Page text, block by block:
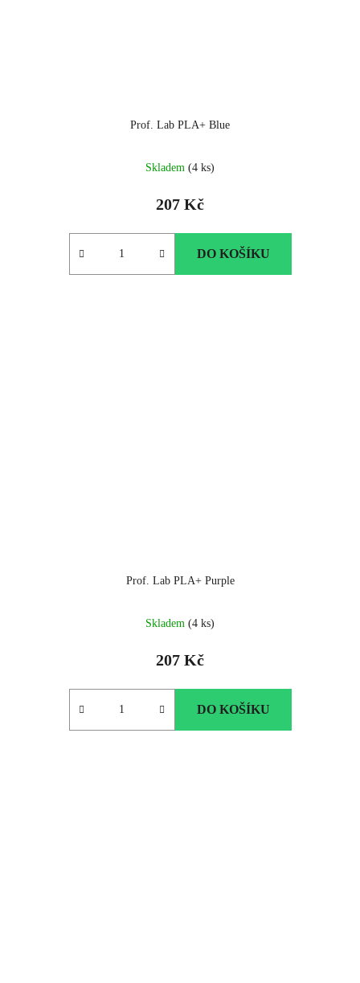
Prof. Lab PLA+ Blue
Skladem (4 ks)
207 Kč
DO KOŠÍKU
Prof. Lab PLA+ Purple
Skladem (4 ks)
207 Kč
DO KOŠÍKU